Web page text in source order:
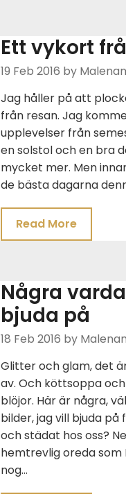
Ett vykort
19 Feb 2016 by
Jag håller på att
från resan. Jag
upplevelser från
en solstol och en bra
mycket mer. Men
de bästa dagarna
Read More
Några
bjuda på
18 Feb 2016 by
Glitter och glam, det
av. Och köttsoppa
blöjor. Här är några,
bilder, jag vill bjuda
och städat hos oss?
hemtrevlig oreda som
nog…